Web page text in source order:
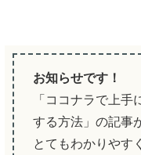
お知らせです！
「ココナラで上手
する方法」の記事
とてもわかりやす